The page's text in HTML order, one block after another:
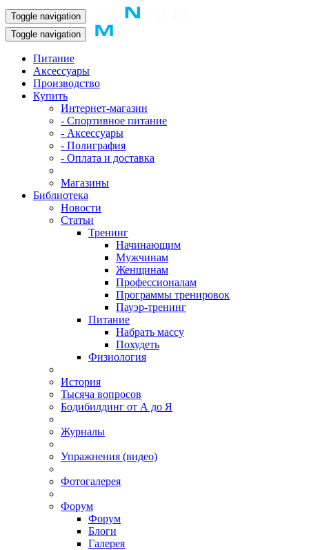
Toggle navigation
Toggle navigation
Питание
Аксессуары
Производство
Купить
Интернет-магазин
- Спортивное питание
- Аксессуары
- Полиграфия
- Оплата и доставка
Магазины
Библиотека
Новости
Статьи
Тренинг
Начинающим
Мужчинам
Женщинам
Профессионалам
Программы тренировок
Пауэр-тренинг
Питание
Набрать массу
Похудеть
Физиология
История
Тысяча вопросов
Бодибилдинг от А до Я
Журналы
Упражнения (видео)
Фотогалерея
Форум
Форум
Блоги
Галерея